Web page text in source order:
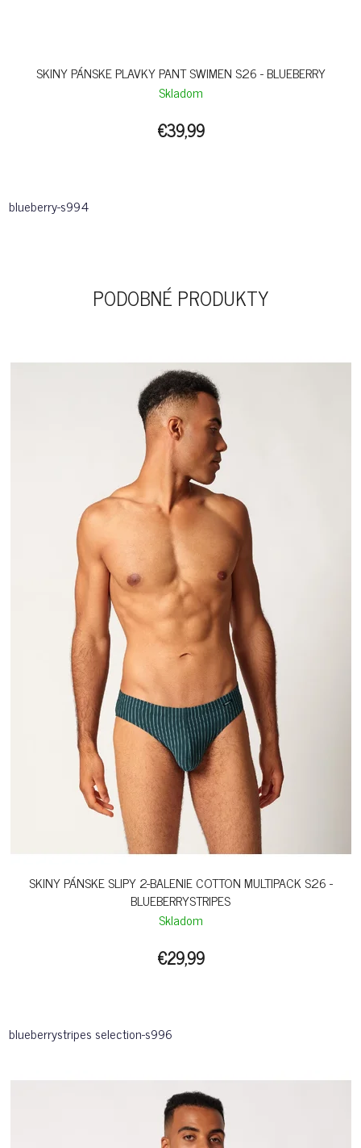
SKINY PÁNSKE PLAVKY PANT SWIMEN S26 - BLUEBERRY
Skladom
€39,99
blueberry-s994
PODOBNÉ PRODUKTY
SKINY PÁNSKE SLIPY 2-BALENIE COTTON MULTIPACK S26 -
BLUEBERRYSTRIPES
Skladom
€29,99
blueberrystripes selection-s996